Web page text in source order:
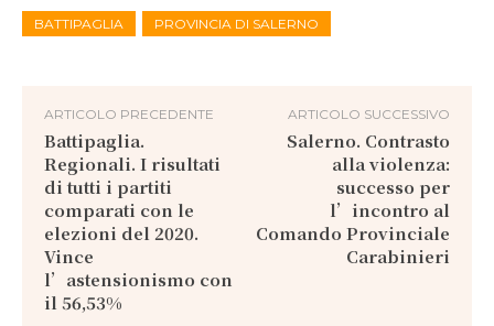
BATTIPAGLIA PROVINCIA DI SALERNO
ARTICOLO PRECEDENTE
Battipaglia.
Regionali. I risultati
di tutti i partiti
comparati con le
elezioni del 2020.
Vince
l’astensionismo con
il 56,53%
ARTICOLO SUCCESSIVO
Salerno. Contrasto
alla violenza:
successo per
l’incontro al
Comando Provinciale
Carabinieri